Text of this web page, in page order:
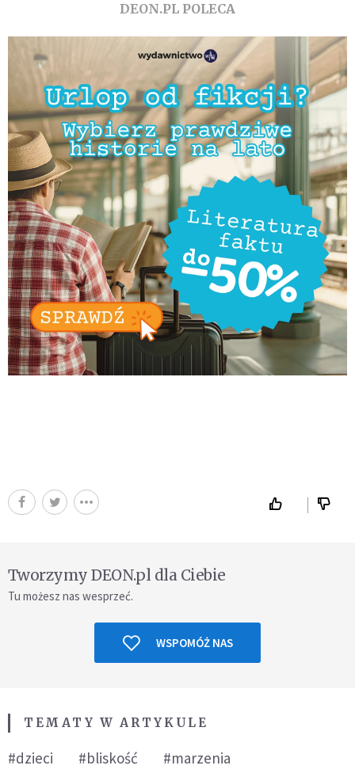
DEON.PL POLECA
Tworzymy DEON.pl dla Ciebie
Tu możesz nas wesprzeć.
WSPOMÓŻ NAS
TEMATY W ARTYKULE
#dzieci #bliskość
#marzenia